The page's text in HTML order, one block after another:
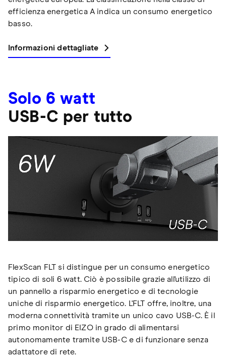
efficienza energetica A indica un consumo energetico
basso.
Informazioni dettagliate
Solo 6 watt
USB-C per tutto
FlexScan FLT si distingue per un consumo energetico
tipico di soli 6 watt. Ciò è possibile grazie all'utilizzo di
un pannello a risparmio energetico e di tecnologie
uniche di risparmio energetico. L'FLT offre, inoltre, una
moderna connettività tramite un unico cavo USB-C. È il
primo monitor di EIZO in grado di alimentarsi
autonomamente tramite USB-C e di funzionare senza
adattatore di rete.